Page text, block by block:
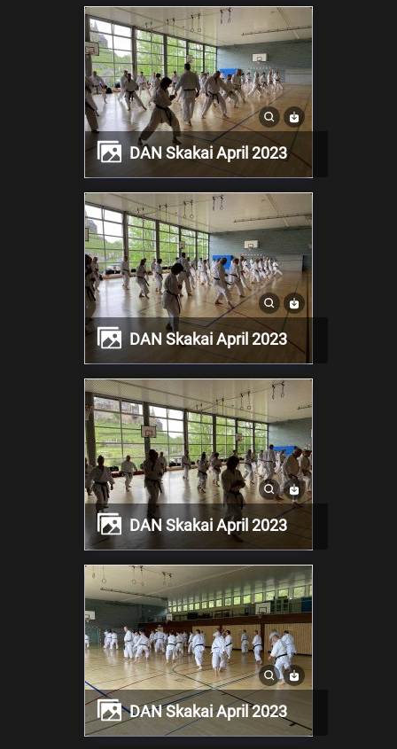
DAN Skakai April 2023
DAN Skakai April 2023
DAN Skakai April 2023
DAN Skakai April 2023